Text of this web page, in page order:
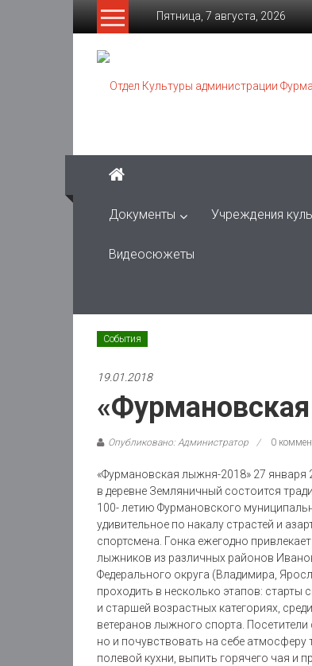
Пятница, 7 августа, 2026
Отдел
Культуры
Фурмановского
муниципального
района
Муниципальное
Документы Учреждения
Видеосюжеты
События
19.01.2018
Опубликовано: Администратор 0
«Фурмановская лыжня-2018» 27 января
в деревне Земляничный состоится
100- летию Фурмановского
удивительное по накалу страстей и
спортсмена. Гонка ежегодно
лыжников из различных районов
Федерального округа (Владимира,
проходить в несколько этапов: старты
и старшей возрастных категориях,
ветеранов лыжного спорта.
но и почувствовать на себе атмосферу
полевой кухни, выпить горячего чая и